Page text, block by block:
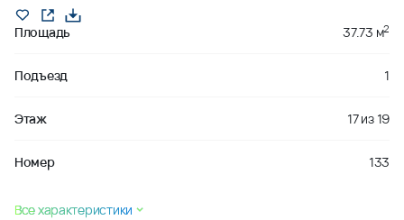
Площадь 37.73 м2
Подъезд 1
Этаж 17из19
Номер 133
Все характеристики